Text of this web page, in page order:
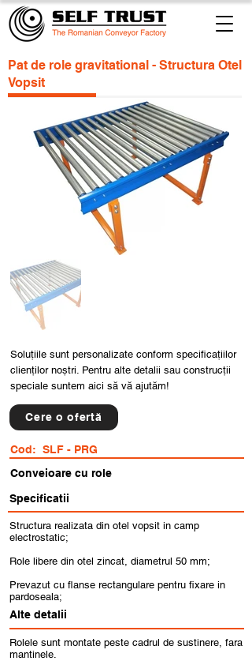
Pat de role gravitational - Structura Otel
Vopsit
Soluțiile sunt personalizate conform specificațiilor
clienților noștri. Pentru alte detalii sau construcții
speciale suntem aici să vă ajutăm!
Cere o ofertă
Cod: SLF - PRG
Conveioare cu role
Specificatii
Structura realizata din otel vopsit in camp
electrostatic;
Role libere din otel zincat, diametrul 50 mm;
Prevazut cu flanse rectangulare pentru fixare in
pardoseala;
Alte detalii
Rolele sunt montate peste cadrul de sustinere, fara
mantinele.